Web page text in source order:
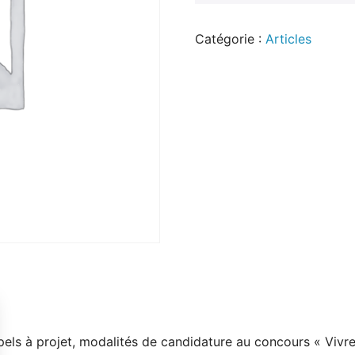
Catégorie :Articles
à projet, modalités de candidature au concours «